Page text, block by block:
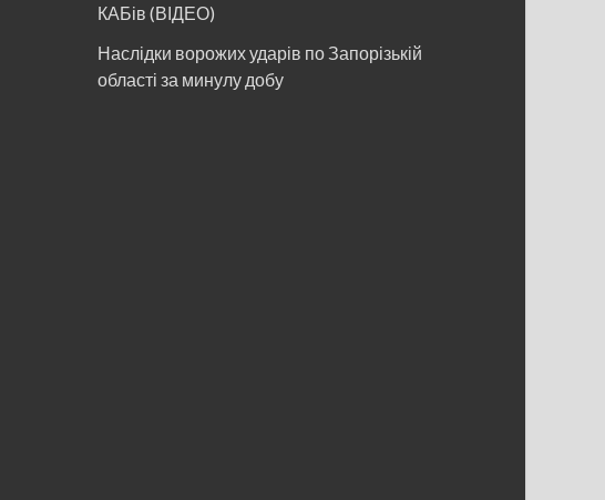
КАБів (ВІДЕО)
Наслідки ворожих ударів по Запорізькій
області за минулу добу